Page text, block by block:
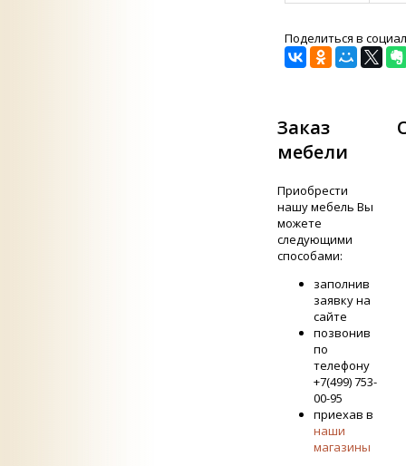
Поделиться в
Заказ
мебели
Приобрести
нашу мебель Вы
можете
следующими
способами:
заполнив
заявку на
сайте
позвонив
по
телефону
+7(499) 753-
00-95
приехав в
наши
магазины